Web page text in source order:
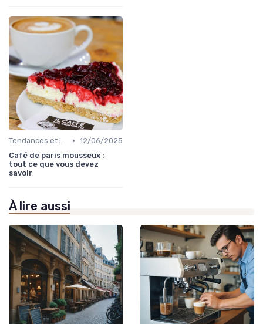
Tendances et Innovations CHR • 12/06/2025
Café de paris mousseux :
tout ce que vous devez
savoir
À lire aussi